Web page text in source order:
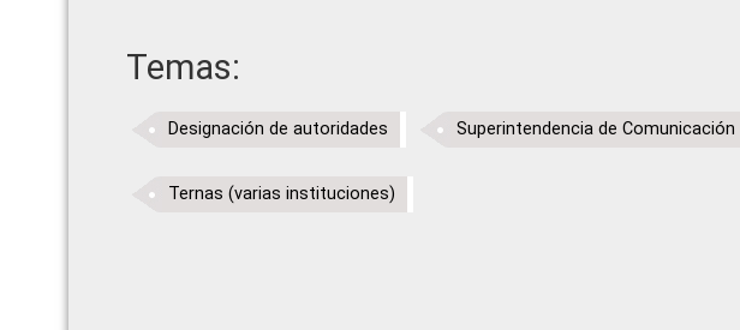
Temas:
Designación de autoridades Superintendencia de Comunicación
Ternas (varias instituciones)